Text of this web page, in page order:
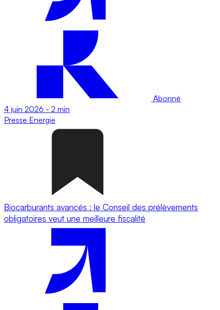
Abonné
4 juin 2026 - 2 min
Presse Energie
Biocarburants avancés : le Conseil des prélèvements
obligatoires veut une meilleure fiscalité